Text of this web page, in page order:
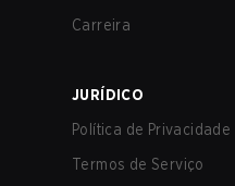
Carreira
JURÍDICO
Política de Privacidade
Termos de Serviço